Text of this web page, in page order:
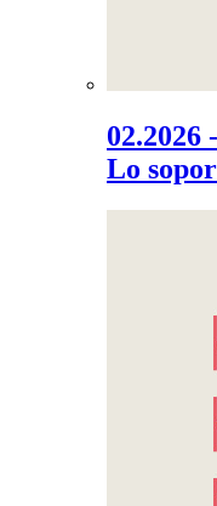
02.2026
Lo